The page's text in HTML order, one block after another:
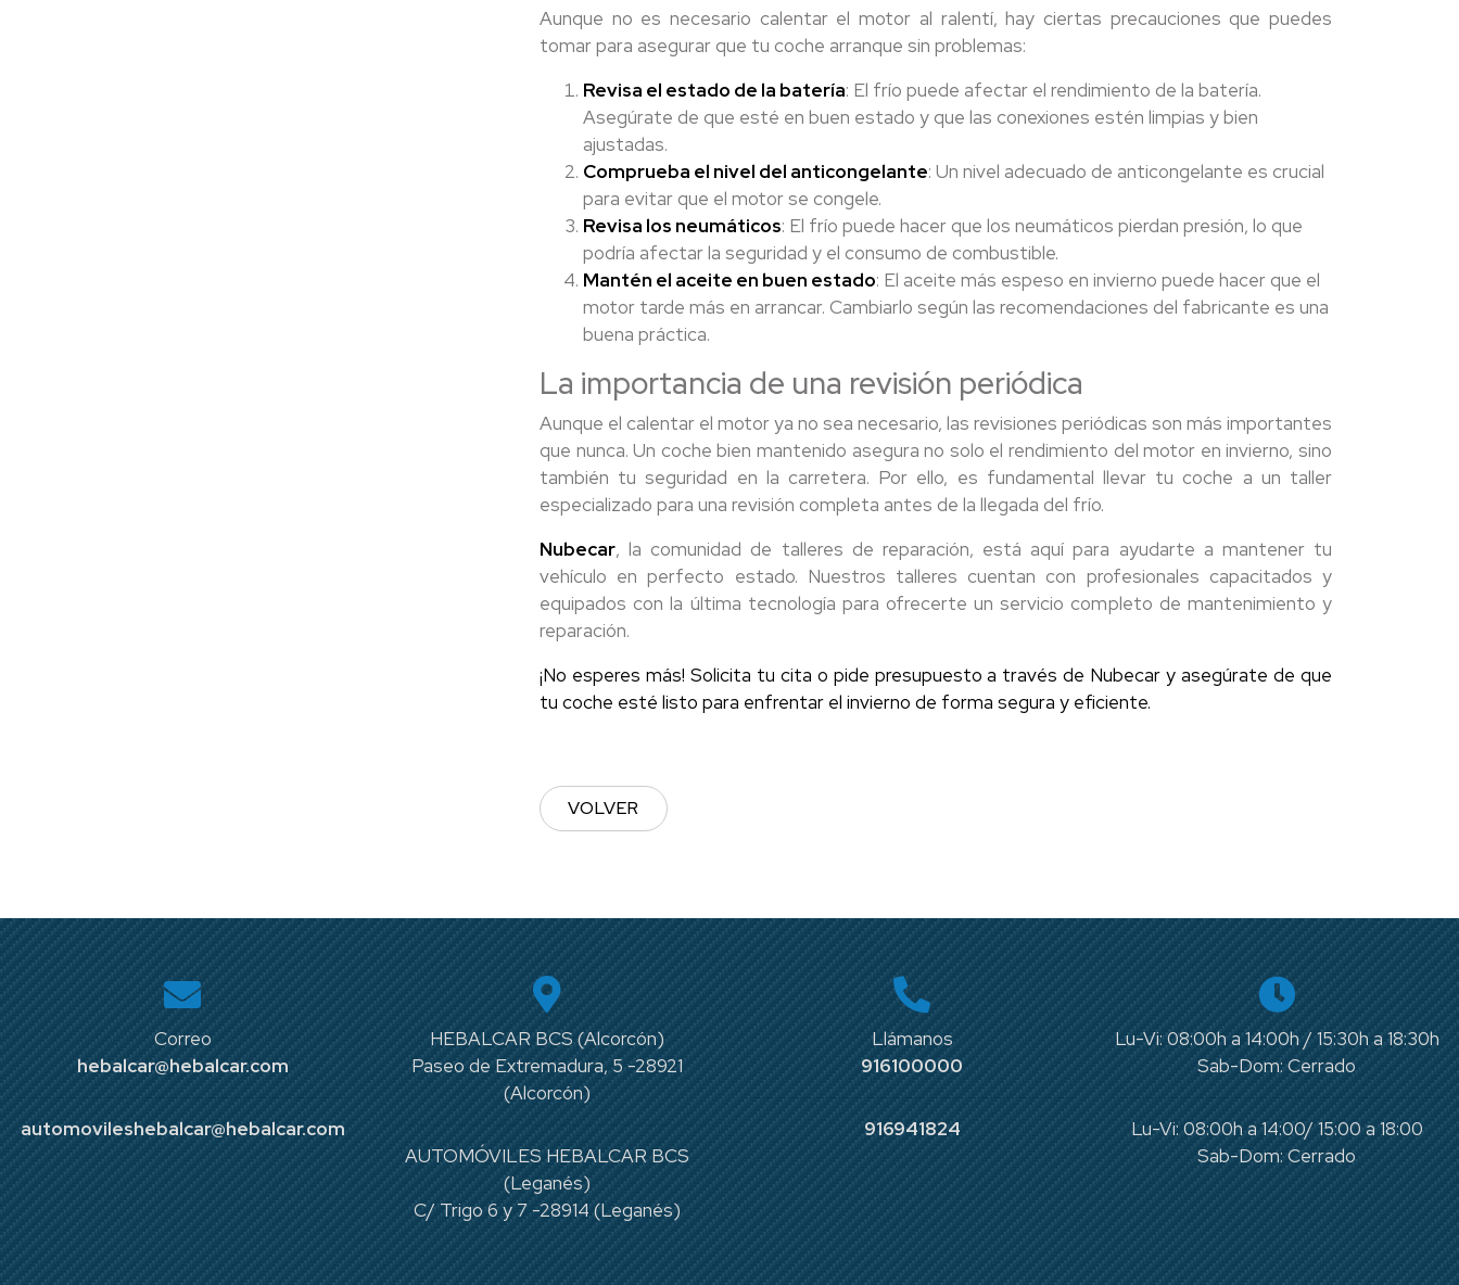
Aunque no es necesario calentar el motor al ralentí, hay ciertas precauciones que puedes
tomar para asegurar que tu coche arranque sin problemas:
Revisa el estado de la batería: El frío puede afectar el rendimiento de la batería.
Asegúrate de que esté en buen estado y que las conexiones estén limpias y bien
ajustadas.
Comprueba el nivel del anticongelante: Un nivel adecuado de anticongelante es crucial
para evitar que el motor se congele.
Revisa los neumáticos: El frío puede hacer que los neumáticos pierdan presión, lo que
podría afectar la seguridad y el consumo de combustible.
Mantén el aceite en buen estado: El aceite más espeso en invierno puede hacer que el
motor tarde más en arrancar. Cambiarlo según las recomendaciones del fabricante es una
buena práctica.
La importancia de una revisión periódica
Aunque el calentar el motor ya no sea necesario, las revisiones periódicas son más importantes
que nunca. Un coche bien mantenido asegura no solo el rendimiento del motor en invierno, sino
también tu seguridad en la carretera. Por ello, es fundamental llevar tu coche a un taller
especializado para una revisión completa antes de la llegada del frío.
Nubecar, la comunidad de talleres de reparación, está aquí para ayudarte a mantener tu
vehículo en perfecto estado. Nuestros talleres cuentan con profesionales capacitados y
equipados con la última tecnología para ofrecerte un servicio completo de mantenimiento y
reparación.
¡No esperes más! Solicita tu cita o pide presupuesto a través de Nubecar y asegúrate de que
tu coche esté listo para enfrentar el invierno de forma segura y eficiente.
VOLVER
Correo
hebalcar@hebalcar.com
automovileshebalcar@hebalcar.com
HEBALCAR BCS (Alcorcón)
Paseo de Extremadura, 5 -28921
(Alcorcón)
AUTOMÓVILES HEBALCAR BCS
(Leganés)
C/ Trigo 6 y 7 -28914 (Leganés)
Llámanos
916100000
916941824
Lu-Vi: 08:00h a 14:00h / 15:30h a 18:30h
Sab-Dom: Cerrado
Lu-Vi: 08:00h a 14:00/ 15:00 a 18:00
Sab-Dom: Cerrado